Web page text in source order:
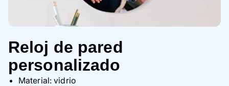
Calendarios
Regalos
Fundas
Reloj de pared
personalizado
Material: vidrio